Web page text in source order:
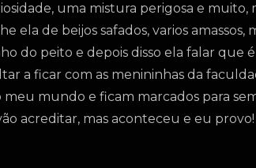
uma mistura perigosa e muito,
de beijos safados, varios amassos,
do peito e depois disso ela falar que é
a ficar com as menininhas da
mundo e ficam marcados para
acreditar, mas aconteceu e eu provo!